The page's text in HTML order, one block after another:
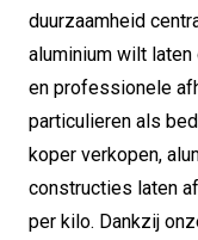
duurzaamheid
aluminium wilt
en professionele
particulieren als
koper verkopen,
constructies laten
per kilo. Dankzij